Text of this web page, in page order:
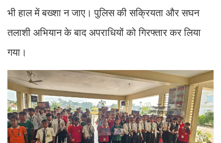
भी हाल में बख्शा न जाए। पुलिस की सक्रियता और सघन
तलाशी अभियान के बाद अपराधियों को गिरफ्तार कर लिया
गया।